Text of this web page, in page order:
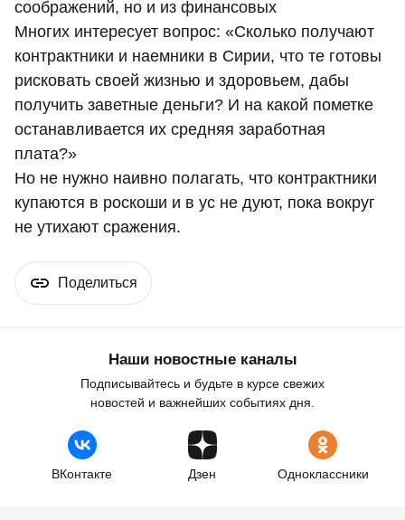
соображений, но и из финансовых
Многих интересует вопрос: «Сколько получают
контрактники и наемники в Сирии, что те готовы
рисковать своей жизнью и здоровьем, дабы
получить заветные деньги? И на какой пометке
останавливается их средняя заработная
плата?»
Но не нужно наивно полагать, что контрактники
купаются в роскоши и в ус не дуют, пока вокруг
не утихают сражения.
Поделиться
Наши новостные каналы
Подписывайтесь и будьте в курсе свежих
новостей и важнейших событиях дня.
ВКонтакте Дзен Одноклассники